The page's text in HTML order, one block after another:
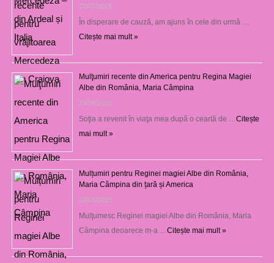
22/07/2026
În disperare de cauză, am ajuns în cele din urmă …
Citește mai mult »
Mulţumiri recente din America pentru Regina Magiei
Albe din România, Maria Câmpina
23/08/2025
Soţia a revenit în viaţa mea după o ceartă de … Citește
mai mult »
Mulțumiri pentru Reginei magiei Albe din România,
Maria Câmpina din țară și America
22/05/2025
Mulţumesc Reginei magiei Albe din România, Maria
Câmpina deoarece m-a … Citește mai mult »